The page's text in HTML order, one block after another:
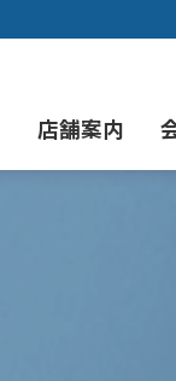
業者間オークシ
店舗案内